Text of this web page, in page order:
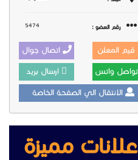
رقم العضو : 5474
قيم المعلن اتصال جوال
تواصل واتس ارسال بريد
الانتقال الي الصفحة الخاصة
مميزة